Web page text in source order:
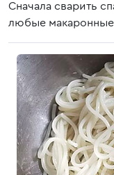
Сначала сварить
любые макаронные